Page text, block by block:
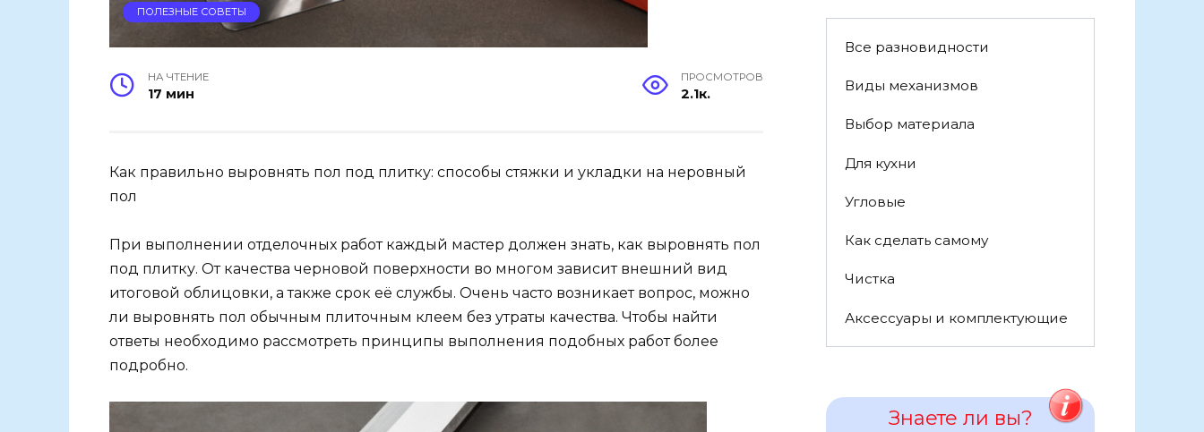
ПОЛЕЗНЫЕ СОВЕТЫ
НА ЧТЕНИЕ
17 мин
ПРОСМОТРОВ
2.1к.
Как правильно выровнять пол под плитку: способы стяжки и укладки на неровный
пол
При выполнении отделочных работ каждый мастер должен знать, как выровнять пол
под плитку. От качества черновой поверхности во многом зависит внешний вид
итоговой облицовки, а также срок её службы. Очень часто возникает вопрос, можно
ли выровнять пол обычным плиточным клеем без утраты качества. Чтобы найти
ответы необходимо рассмотреть принципы выполнения подобных работ более
подробно.
Все разновидности
Виды механизмов
Выбор материала
Для кухни
Угловые
Как сделать самому
Чистка
Аксессуары и комплектующие
Знаете ли вы?